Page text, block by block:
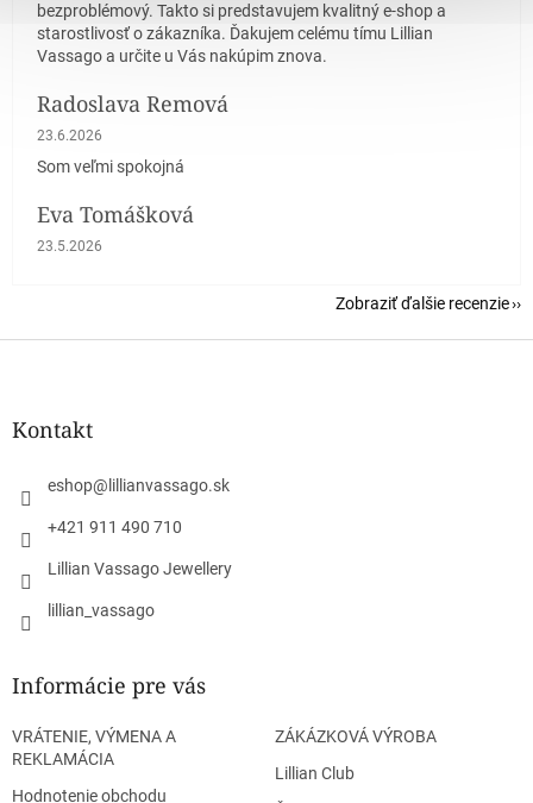
bezproblémový. Takto si predstavujem kvalitný e-shop a
starostlivosť o zákazníka. Ďakujem celému tímu Lillian
Vassago a určite u Vás nakúpim znova.
Radoslava Remová
Hodnotenie obchodu je 5 z 5 hviezdičiek.
23.6.2026
Som veľmi spokojná
Eva Tomášková
Hodnotenie obchodu je 5 z 5 hviezdičiek.
23.5.2026
Zobraziť ďalšie recenzie
Z
Kontakt
eshop@ lillianvassago.sk
+421 911 490 710
Lillian Vassago Jewellery
lillian_vassago
Informácie pre vás
VRÁTENIE, VÝMENA A
REKLAMÁCIA
Hodnotenie obchodu
ZÁKÁZKOVÁ VÝROBA
Lillian Club